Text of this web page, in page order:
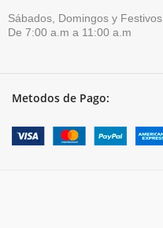
Sábados, Domingos y Festivos
De 7:00 a.m a 11:00 a.m
Metodos de Pago: